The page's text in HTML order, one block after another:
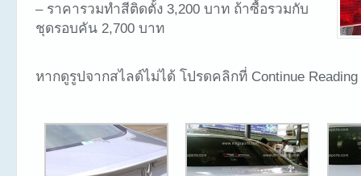
– ราคารวมทำสีติดตั้ง 3,200 บาท ถ้าซื้อรวมกับ
ชุดรอบคัน 2,700 บาท
หากดูรูปจากสไลด์ไม่ได้ โปรดคลิกที่ Continue Reading